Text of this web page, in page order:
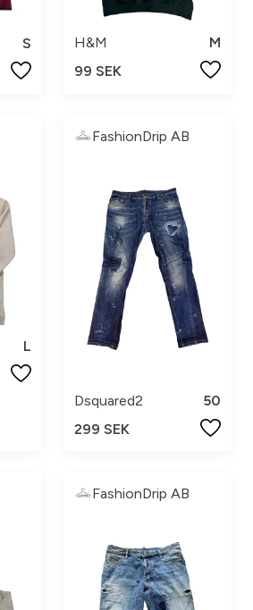
S
H&M
M
99 SEK
L
FashionDrip AB
Dsquared2
50
299 SEK
FashionDrip AB